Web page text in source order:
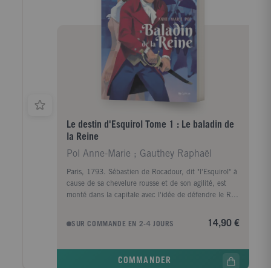
Le destin d'Esquirol Tome 1 : Le baladin de
la Reine
Pol Anne-Marie ; Gauthey Raphaël
Paris, 1793. Sébastien de Rocadour, dit "l'Esquirol" à
cause de sa chevelure rousse et de son agilité, est
monté dans la capitale avec l'idée de défendre le Roi.
de dix-sept ans doit bientôt adapter ses rêves à la
sanglante réalité. Risquant sa vie à chaque pas, il
cherche à faire évader de sa prison, et sa passion
SUR COMMANDE EN 2-4 JOURS 14,90 €
COMMANDER